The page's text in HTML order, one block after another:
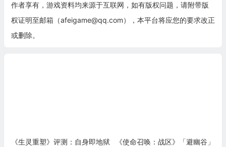
作者享有，游戏资料均来源于互联网，如有版权问题，请附带版
权证明至邮箱（afeigame@qq.com），本平台将应您的要求改正
或删除。
《生灵重塑》评测：自身即地狱
《使命召唤：战区》「避幽谷」